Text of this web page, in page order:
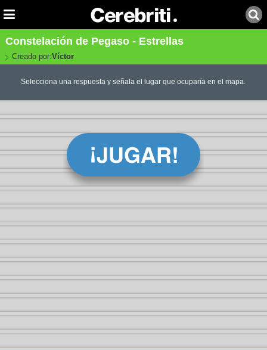
Constelación de Pegaso - Estrellas
Creado por:Víctor
Selecciona una respuesta y señala el lugar que ocuparía en el mapa.